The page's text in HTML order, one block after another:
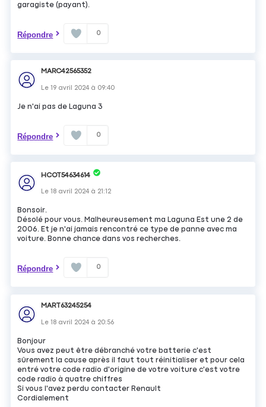
garagiste (payant).
Répondre 0
MARC42565352
Le19 avril 2024 à 09:40
Je n'ai pas de Laguna 3
Répondre 0
HCOT54634614
Le18 avril 2024 à 21:12
Bonsoir.
Désolé pour vous. Malheureusement ma Laguna Est une 2 de
2006. Et je n'ai jamais rencontré ce type de panne avec ma
voiture. Bonne chance dans vos recherches.
Répondre 0
MART63245254
Le18 avril 2024 à 20:56
Bonjour
Vous avez peut être débranché votre batterie c'est
sûrement la cause après il faut tout réinitialiser et pour cela
entré votre code radio d'origine de votre voiture c'est votre
code radio à quatre chiffres
Si vous l'avez perdu contacter Renault
Cordialement